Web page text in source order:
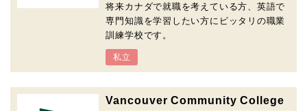
将来カナダで就職を考えている方、英語で
専門知識を学習したい方にピッタリの職業
訓練学校です。
私立
Vancouver Community College